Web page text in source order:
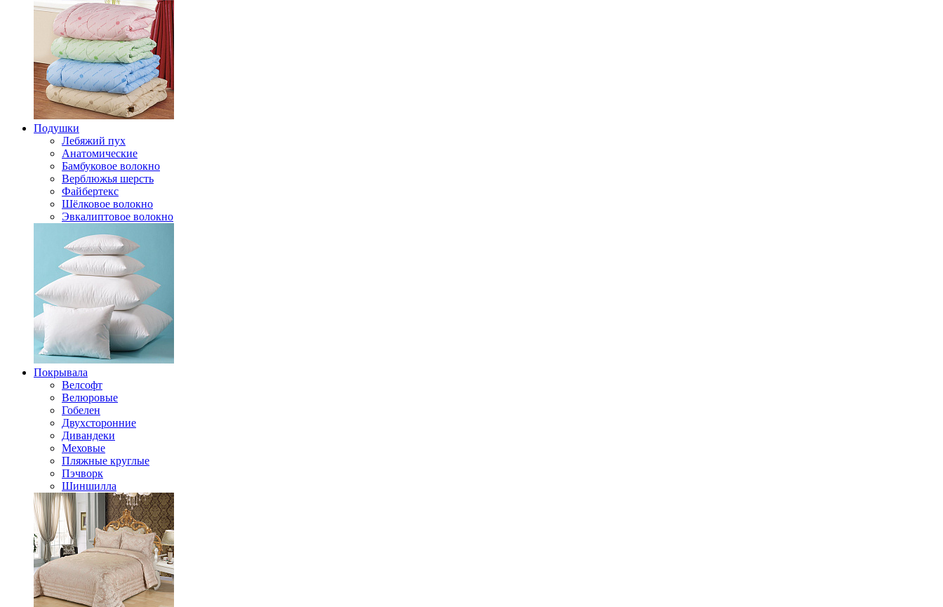
Подушки
Лебяжий пух
Анатомические
Бамбуковое волокно
Верблюжья шерсть
Файбертекс
Шёлковое волокно
Эвкалиптовое волокно
Покрывала
Велсофт
Велюровые
Гобелен
Двухсторонние
Дивандеки
Меховые
Пляжные круглые
Пэчворк
Шиншилла